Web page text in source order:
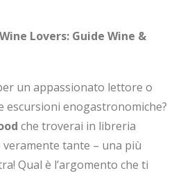
Lovers: Guide Wine &
un appassionato lettore o
escursioni enogastronomiche?
che troverai in libreria
veramente tante – una più
Qual è l’argomento che ti